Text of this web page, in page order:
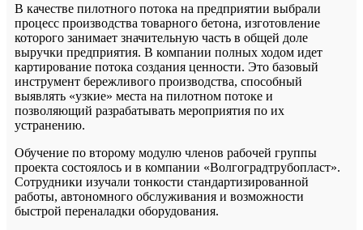
В качестве пилотного потока на предприятии выбрали
процесс производства товарного бетона, изготовление
которого занимает значительную часть в общей доле
выручки предприятия. В компании полных ходом идет
картирование потока создания ценности. Это базовый
инструмент бережливого производства, способный
выявлять «узкие» места на пилотном потоке и
позволяющий разрабатывать мероприятия по их
устранению.
Обучение по второму модулю членов рабочей группы
проекта состоялось и в компании «Волгоградтрубопласт».
Сотрудники изучали тонкости стандартизированной
работы, автономного обслуживания и возможности
быстрой переналадки оборудования.